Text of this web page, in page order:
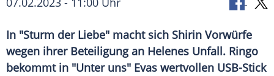
In "Sturm der Liebe" macht sich Shirin Vorwürfe
wegen ihrer Beteiligung an Helenes Unfall. Ringo
bekommt in "Unter uns" Evas wertvollen USB-Stick